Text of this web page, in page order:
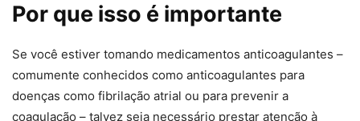
Por que isso é importante
Se você estiver tomando medicamentos anticoagulantes –
comumente conhecidos como anticoagulantes para
doenças como fibrilação atrial ou para prevenir a
coagulação – talvez seja necessário prestar atenção à